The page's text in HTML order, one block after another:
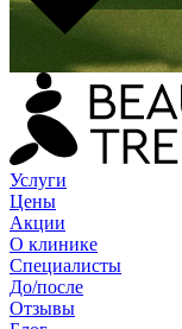
Услуги
Цены
Акции
О клинике
Специалисты
До/после
Отзывы